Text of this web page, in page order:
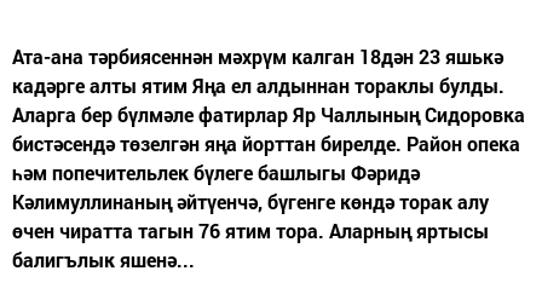
Ата-ана тәрбиясеннән мәхрүм калган 18дән 23 яшькә
кадәрге алты ятим Яңа ел алдыннан тораклы булды.
Аларга бер бүлмәле фатирлар Яр Чаллының Сидоровка
бистәсендә төзелгән яңа йорттан бирелде. Район опека
һәм попечительлек бүлеге башлыгы Фәридә
Кәлимуллинаның әйтүенчә, бүгенге көндә торак алу
өчен чиратта тагын 76 ятим тора. Аларның яртысы
балигълык яшенә...